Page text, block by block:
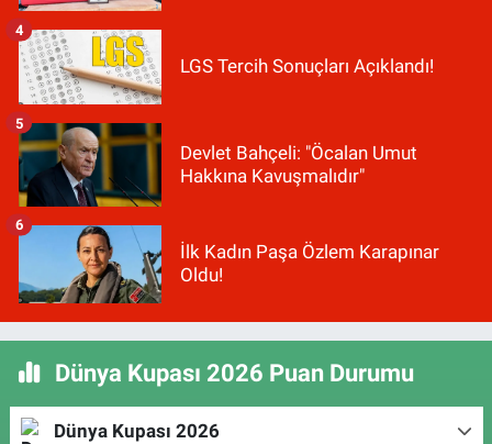
LGS Tercih Sonuçları Açıklandı!
4
Devlet Bahçeli: "Öcalan Umut
Hakkına Kavuşmalıdır"
5
İlk Kadın Paşa Özlem Karapınar
Oldu!
6
Dünya Kupası 2026 Puan Durumu
Dünya Kupası 2026